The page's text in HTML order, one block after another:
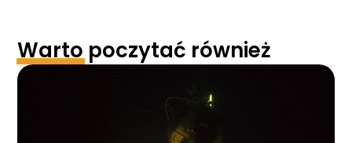
Warto poczytać również